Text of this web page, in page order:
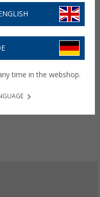
time in the webshop.